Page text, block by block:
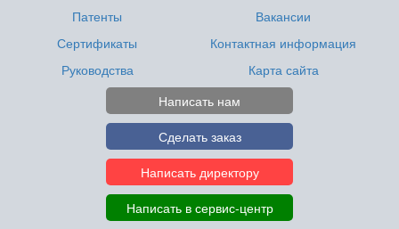
Патенты
Сертификаты
Руководства
Вакансии
Контактная информация
Карта сайта
Написать нам
Сделать заказ
Написать директору
Написать в сервис-центр